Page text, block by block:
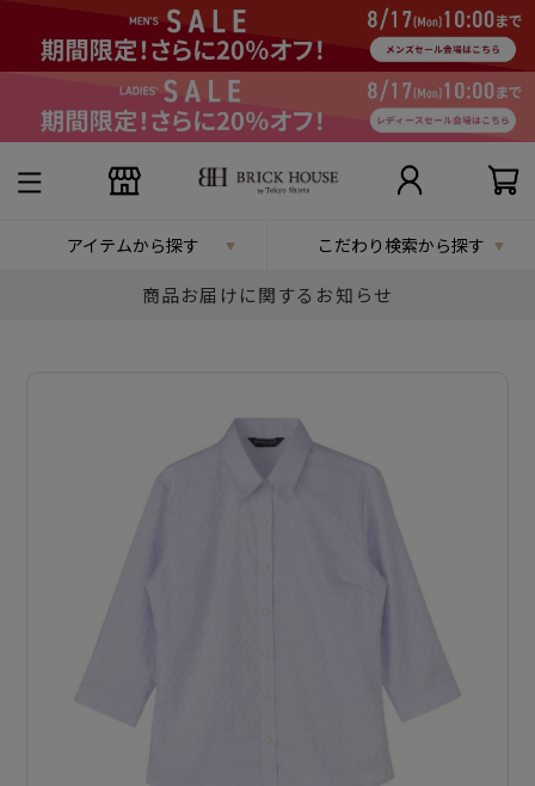
アイテムから探す こだわり検索から探す
商品お届けに関するお知らせ